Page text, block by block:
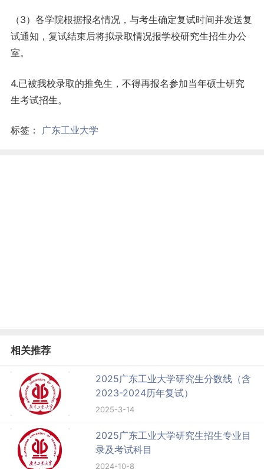
（3）各学院根据报名情况，与考生确定复试时间并发送复
试通知，复试结束后将拟录取情况报学校研究生招生办公
室。
4.已被我校录取的推免生，不得再报名参加当年硕士研究
生考试招生。
标签： 广东工业大学
相关推荐
2025广东工业大学研究生分数线（含
2023-2024历年复试）
2025-3-14
2025广东工业大学研究生招生专业目
录及考试科目
2024-10-8